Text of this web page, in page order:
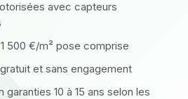
avec capteurs
500 €/m² pose comprise
et sans engagement
garanties 10 à 15 ans selon les